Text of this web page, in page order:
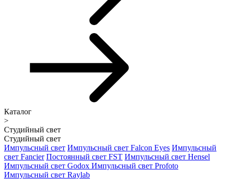
Каталог
>
Студийный свет
Студийный свет
Импульсный свет Импульсный свет Falcon Eyes Импульсный
свет Fancier Постоянный свет FST Импульсный свет Hensel
Импульсный свет Godox Импульсный свет Profoto
Импульсный свет Raylab